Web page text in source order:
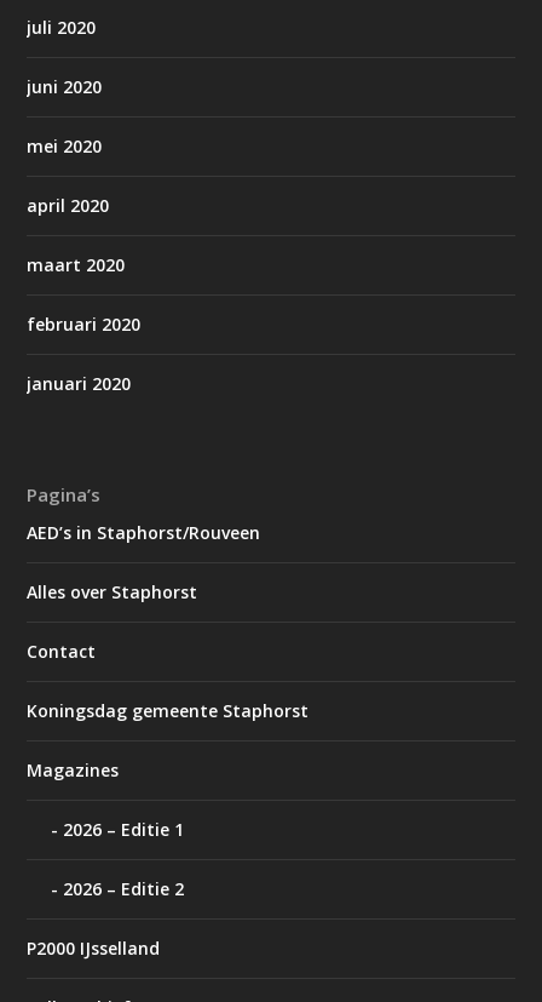
juli 2020
juni 2020
mei 2020
april 2020
maart 2020
februari 2020
januari 2020
Pagina’s
AED’s in Staphorst/Rouveen
Alles over Staphorst
Contact
Koningsdag gemeente Staphorst
Magazines
2026 – Editie 1
2026 – Editie 2
P2000 IJsselland